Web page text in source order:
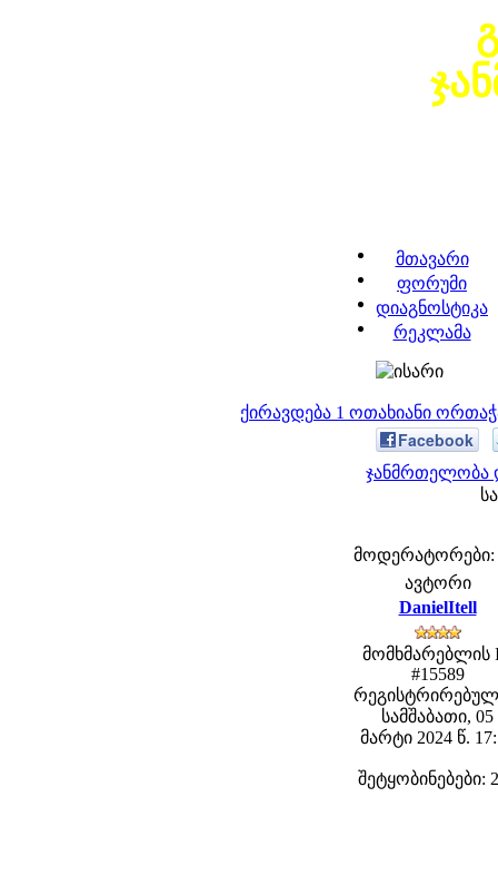
მთავარი
ფორუმი
დიაგნოსტიკა
რეკლამა
ქირავდება 1 ოთახიანი
Facebook
ჯანმრთელობა
მოდერატორები:
ავტორი
DanielItell
მომხმარებლის
#15589
სამშაბათი, 05
მარტი 2024 წ.
შეტყობინებები: